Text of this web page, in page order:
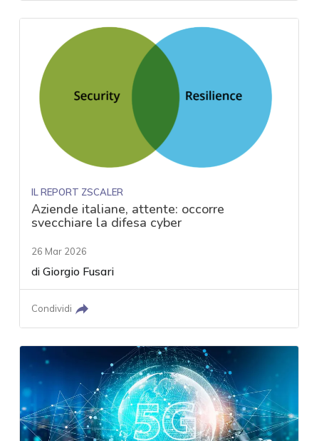
IL REPORT ZSCALER
Aziende italiane, attente: occorre
svecchiare la difesa cyber
26 Mar 2026
diGiorgio Fusari
Condividi